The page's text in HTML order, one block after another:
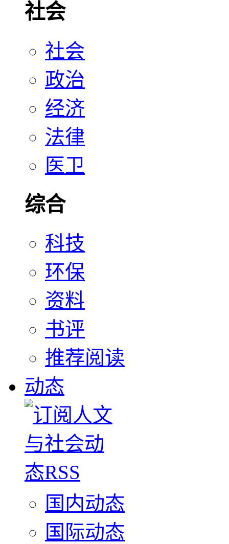
社会
社会
政治
经济
法律
医卫
综合
科技
环保
资料
书评
推荐阅读
动态
国内动态
国际动态